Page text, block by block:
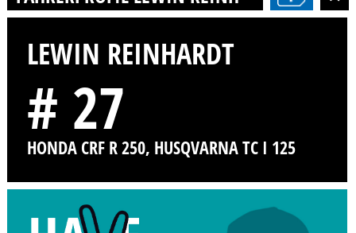
LEWIN REINHARDT
# 27
HONDA CRF R 250, HUSQVARNA TC I 125